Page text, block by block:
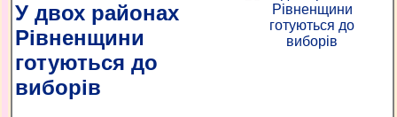
У двох районах
Рівненщини
готуються до
виборів